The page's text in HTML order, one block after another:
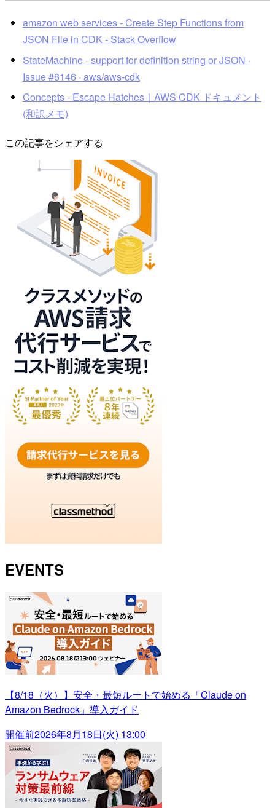
amazon web services - Create Step Functions from
JSON File in CDK - Stack Overflow
StateMachine - support for definition string or JSON ·
Issue #8146 · aws/aws-cdk
Concepts - Escape Hatches｜AWS CDK ドキュメント
(和訳メモ)
この記事をシェアする
EVENTS
【8/18（火）】安全・最短ルートで始める「Claude on
Amazon Bedrock」導入ガイド
開催前2026年8月18日(火) 13:00